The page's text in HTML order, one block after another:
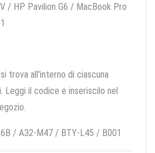
/ HP Pavilion G6 / MacBook Pro
trova all'interno di ciascuna
Leggi il codice e inseriscilo nel
/ A32-M47 / BTY-L45 / B001